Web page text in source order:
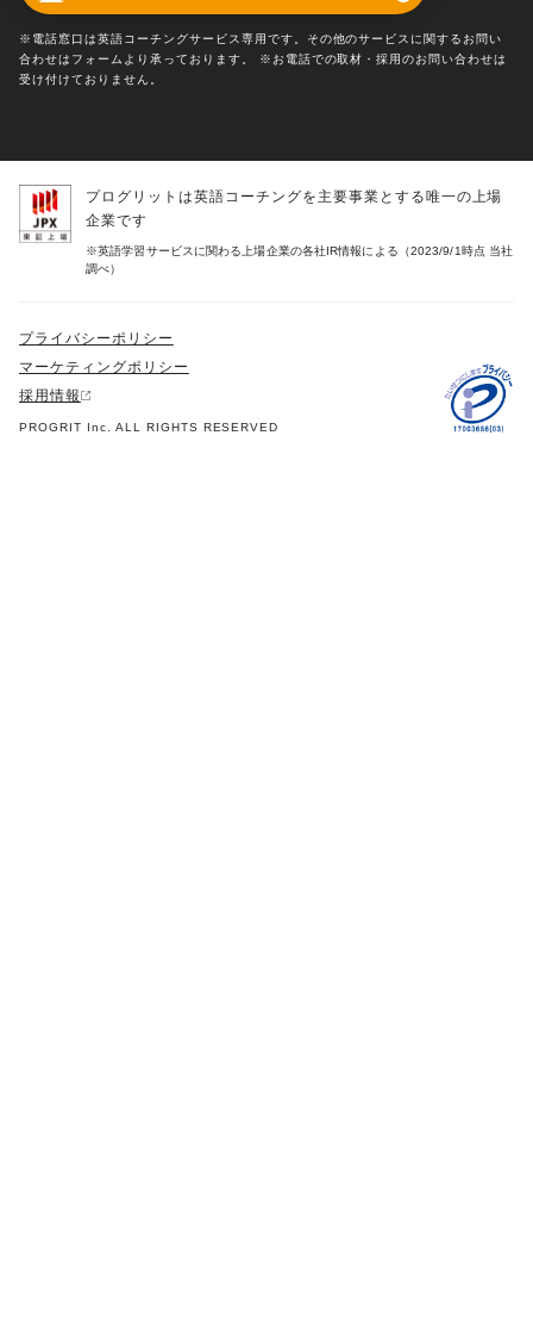
※電話窓口は英語コーチングサービス専用です。その他のサービスに関するお問い
合わせはフォームより承っております。 ※お電話での取材・採用のお問い合わせは
受け付けておりません。
プログリットは英語コーチングを主要事業とする唯一の上場
企業です
※英語学習サービスに関わる上場企業の各社IR情報による（2023/9/1時点 当社
調べ）
プライバシーポリシー
マーケティングポリシー
採用情報
PROGRIT Inc. ALL RIGHTS RESERVED